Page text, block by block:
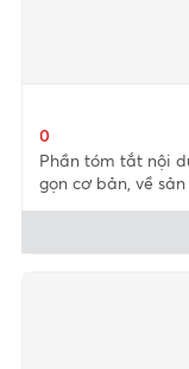
0
Phần tóm tắt nội
gọn cơ bản, về sản